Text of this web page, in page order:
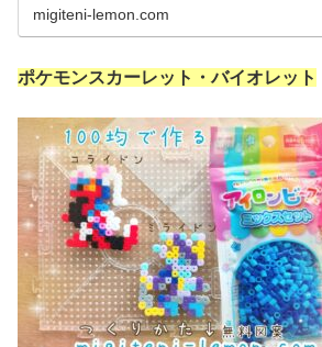
migiteni-lemon.com
ポケモンスカーレット・バイオレット